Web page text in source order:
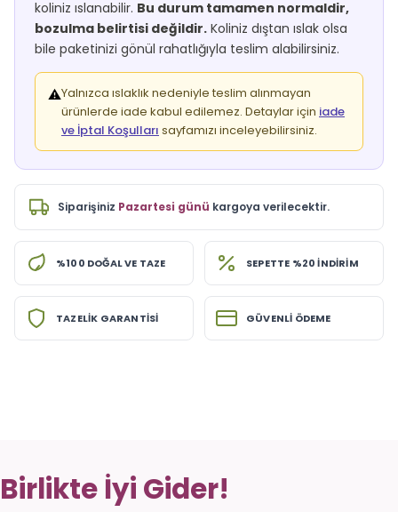
koliniz ıslanabilir. Bu durum tamamen normaldir,
bozulma belirtisi değildir. Koliniz dıştan ıslak olsa
bile paketinizi gönül rahatlığıyla teslim alabilirsiniz.
⚠️Yalnızca ıslaklık nedeniyle teslim alınmayan
ürünlerde iade kabul edilemez. Detaylar için iade
ve İptal Koşulları sayfamızı inceleyebilirsiniz.
Siparişiniz Pazartesi günü kargoya verilecektir.
%100 DOĞAL VE TAZE SEPETTE %20 İNDİRİM
TAZELİK GARANTİSİ GÜVENLİ ÖDEME
Birlikte İyi Gider!